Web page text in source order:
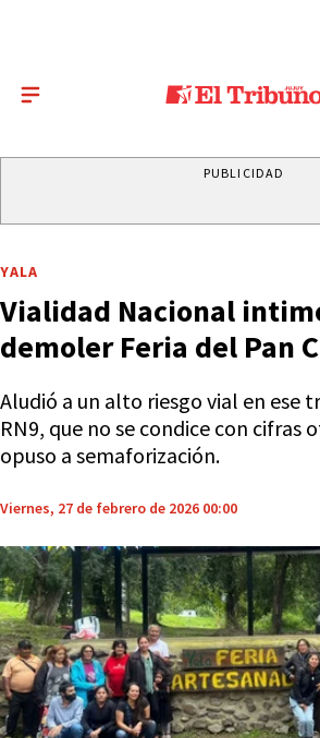
PUBLICIDAD
YALA
Vialidad Nacional
demoler Feria del Pan
Aludió a un alto riesgo vial en ese
RN9, que no se condice con cifras
opuso a semaforización.
Viernes, 27 de febrero de 2026 00:00